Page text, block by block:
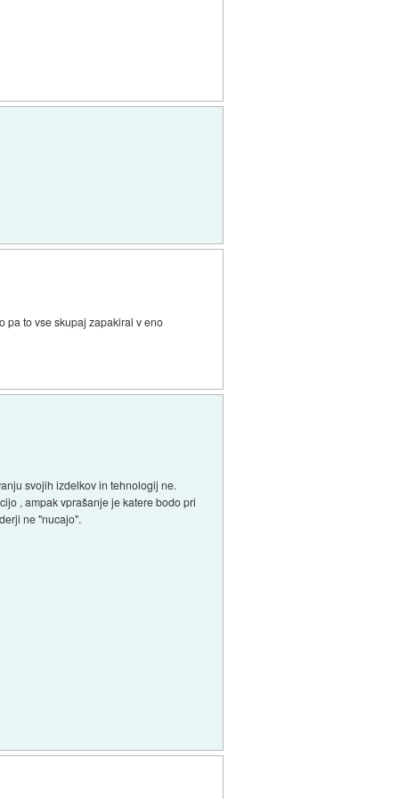
pa to vse skupaj zapakiral v eno
svojih izdelkov in tehnologij ne.
, ampak vprašanje je katere bodo pri
ne "nucajo".